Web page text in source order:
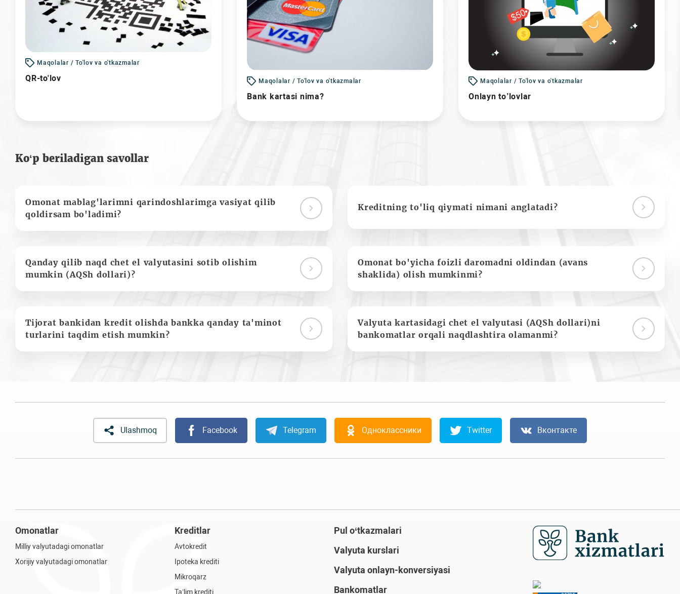
Maqolalar / To'lov va o'tkazmalar
QR-to'lov Maqolalar / To'lov va o'tkazmalar
Bank kartasi nima?
Maqolalar / To'lov va o'tkazmalar
Onlayn to’lovlar
Ko‘p beriladigan savollar
Omonat mablag'larimni qarindoshlarimga vasiyat qilib
qoldirsam bo'ladimi?
Kreditning to'liq qiymati nimani anglatadi?
Qanday qilib naqd chet el valyutasini sotib olishim
mumkin (AQSh dollari)?
Omonat bo'yicha foizli daromadni oldindan (avans
shaklida) olish mumkinmi?
Tijorat bankidan kredit olishda bankka qanday ta'minot
turlarini taqdim etish mumkin?
Valyuta kartasidagi chet el valyutasi (AQSh dollari)ni
bankomatlar orqali naqdlashtira olamanmi?
Ulashmoq Facebook Telegram Одноклассники Twitter Вконтакте
Omonatlar
Milliy valyutadagi omonatlar
Xorijiy valyutadagi omonatlar
Kreditlar
Avtokredit
Ipoteka krediti
Mikroqarz
Ta’lim krediti
Pul o‘tkazmalari
Valyuta kurslari
Valyuta onlayn-konversiyasi
Bankomatlar